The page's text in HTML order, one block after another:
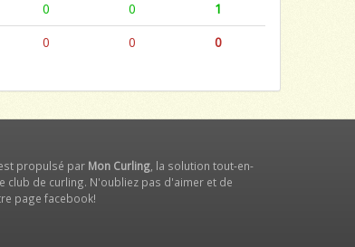
0 0
1
0 0 0
propulsé par Mon Curling, la solution tout-en-
club de curling. N'oubliez pas d'aimer et de
page facebook!